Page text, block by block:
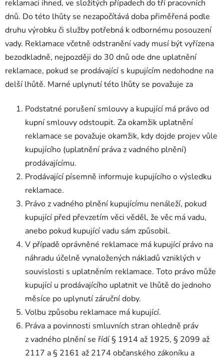
reklamaci ihned, ve složitých případech do tří pracovních
dnů. Do této lhůty se nezapočítává doba přiměřená podle
druhu výrobku či služby potřebná k odbornému posouzení
vady. Reklamace včetně odstranění vady musí být vyřízena
bezodkladně, nejpozději do 30 dnů ode dne uplatnění
reklamace, pokud se prodávající s kupujícím nedohodne na
delší lhůtě. Marné uplynutí této lhůty se považuje za
Podstatné porušení smlouvy a kupující má právo od
kupní smlouvy odstoupit. Za okamžik uplatnění
reklamace se považuje okamžik, kdy dojde projev vůle
kupujícího (uplatnění práva z vadného plnění)
prodávajícímu.
Prodávající písemně informuje kupujícího o výsledku
reklamace.
Právo z vadného plnění kupujícímu nenáleží, pokud
kupující před převzetím věci věděl, že věc má vadu,
anebo pokud kupující vadu sám způsobil.
V případě oprávněné reklamace má kupující právo na
náhradu účelně vynaložených nákladů vzniklých v
souvislosti s uplatněním reklamace. Toto právo může
kupující u prodávajícího uplatnit ve lhůtě do jednoho
měsíce po uplynutí záruční doby.
Volbu způsobu reklamace má kupující.
Práva a povinnosti smluvních stran ohledně práv
z vadného plnění se řídí § 1914 až 1925, § 2099 až
2117 a § 2161 až 2174 občanského zákoníku a